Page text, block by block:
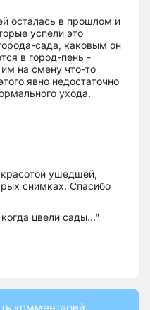
осталась в прошлом и
успели это
сада, каковым он
в город-пень -
на смену что-то
явно недостаточно
ухода.
ушедшей,
снимках. Спасибо
цвели сады..."
комментарий